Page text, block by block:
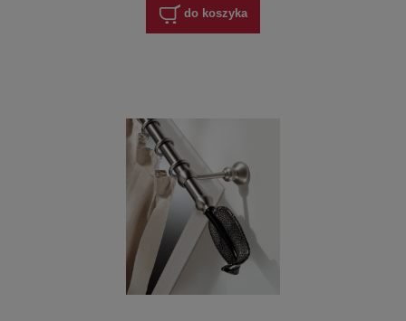
do koszyka